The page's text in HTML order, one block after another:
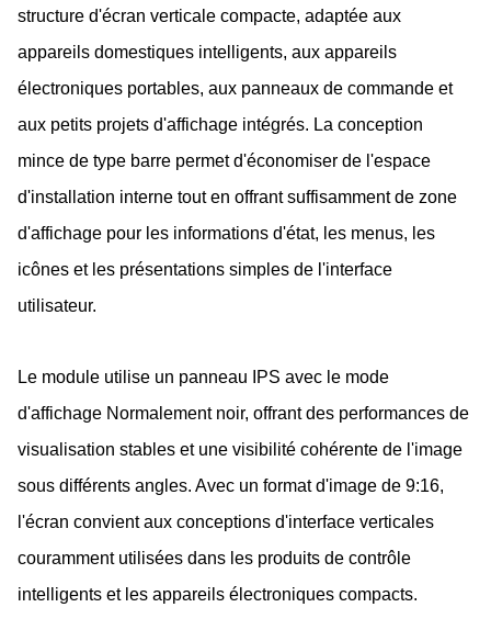
structure d'écran verticale compacte, adaptée aux
appareils domestiques intelligents, aux appareils
électroniques portables, aux panneaux de commande et
aux petits projets d'affichage intégrés. La conception
mince de type barre permet d'économiser de l'espace
d'installation interne tout en offrant suffisamment de zone
d'affichage pour les informations d'état, les menus, les
icônes et les présentations simples de l'interface
utilisateur.
Le module utilise un panneau IPS avec le mode
d'affichage Normalement noir, offrant des performances de
visualisation stables et une visibilité cohérente de l'image
sous différents angles. Avec un format d'image de 9:16,
l'écran convient aux conceptions d'interface verticales
couramment utilisées dans les produits de contrôle
intelligents et les appareils électroniques compacts.